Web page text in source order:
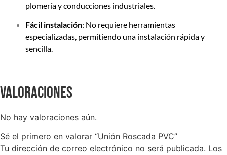
plomería y conducciones industriales.
Fácil instalación: No requiere herramientas
especializadas, permitiendo una instalación rápida y
sencilla.
Valoraciones
No hay valoraciones aún.
Sé el primero en valorar “Unión Roscada PVC”
Tu dirección de correo electrónico no será publicada. Los